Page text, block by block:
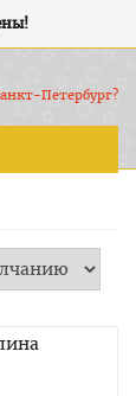
Петербург?